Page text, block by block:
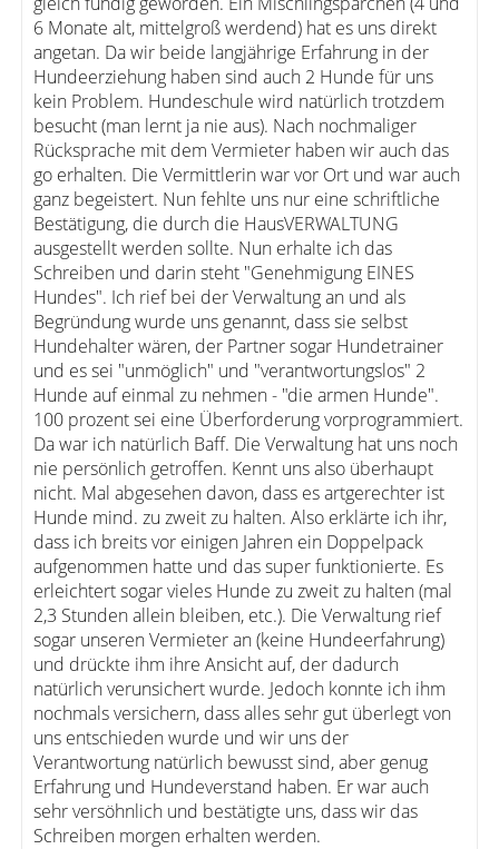
6 Monate alt, mittelgroß werdend) hat es uns direkt
angetan. Da wir beide langjährige Erfahrung in der
Hundeerziehung haben sind auch 2 Hunde für uns
kein Problem. Hundeschule wird natürlich trotzdem
besucht (man lernt ja nie aus). Nach nochmaliger
Rücksprache mit dem Vermieter haben wir auch das
go erhalten. Die Vermittlerin war vor Ort und war auch
ganz begeistert. Nun fehlte uns nur eine schriftliche
Bestätigung, die durch die HausVERWALTUNG
ausgestellt werden sollte. Nun erhalte ich das
Schreiben und darin steht "Genehmigung EINES
Hundes". Ich rief bei der Verwaltung an und als
Begründung wurde uns genannt, dass sie selbst
Hundehalter wären, der Partner sogar Hundetrainer
und es sei "unmöglich" und "verantwortungslos" 2
Hunde auf einmal zu nehmen - "die armen Hunde".
100 prozent sei eine Überforderung vorprogrammiert.
Da war ich natürlich Baff. Die Verwaltung hat uns noch
nie persönlich getroffen. Kennt uns also überhaupt
nicht. Mal abgesehen davon, dass es artgerechter ist
Hunde mind. zu zweit zu halten. Also erklärte ich ihr,
dass ich breits vor einigen Jahren ein Doppelpack
aufgenommen hatte und das super funktionierte. Es
erleichtert sogar vieles Hunde zu zweit zu halten (mal
2,3 Stunden allein bleiben, etc.). Die Verwaltung rief
sogar unseren Vermieter an (keine Hundeerfahrung)
und drückte ihm ihre Ansicht auf, der dadurch
natürlich verunsichert wurde. Jedoch konnte ich ihm
nochmals versichern, dass alles sehr gut überlegt von
uns entschieden wurde und wir uns der
Verantwortung natürlich bewusst sind, aber genug
Erfahrung und Hundeverstand haben. Er war auch
sehr versöhnlich und bestätigte uns, dass wir das
Schreiben morgen erhalten werden.